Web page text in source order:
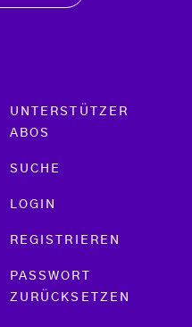
UNTERSTÜTZER
ABOS
SUCHE
LOGIN
REGISTRIEREN
PASSWORT
ZURÜCKSETZEN